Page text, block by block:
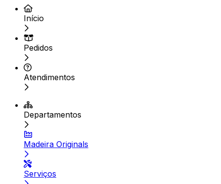
Início
Pedidos
Atendimentos
Departamentos
Madeira Originals
Serviços